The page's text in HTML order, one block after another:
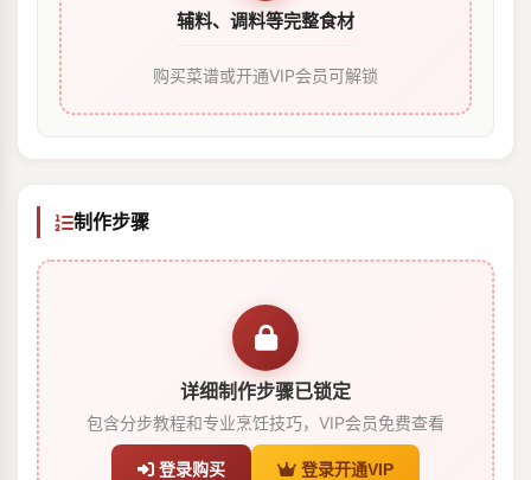
辅料、调料等完整食材
购买菜谱或开通VIP会员可解锁
制作步骤
详细制作步骤已锁定
包含分步教程和专业烹饪技巧，VIP会员免费查看
登录购买 登录开通VIP